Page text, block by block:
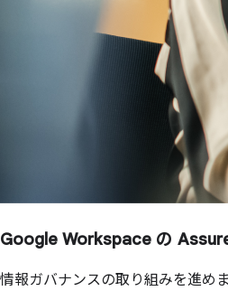
Google Workspace の
情報ガバナンスの取り組みを進め